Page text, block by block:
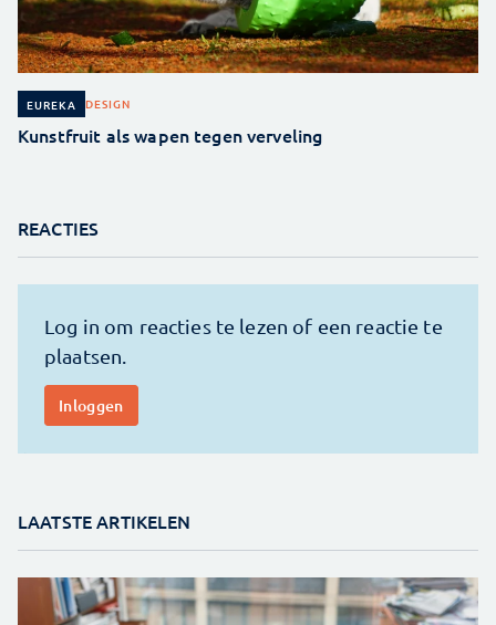
EUREKA DESIGN
Kunstfruit als wapen tegen verveling
REACTIES
LAATSTE ARTIKELEN